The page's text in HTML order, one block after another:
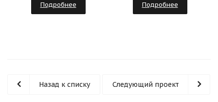
Подробнее Подробнее
Назад к списку Следующий проект